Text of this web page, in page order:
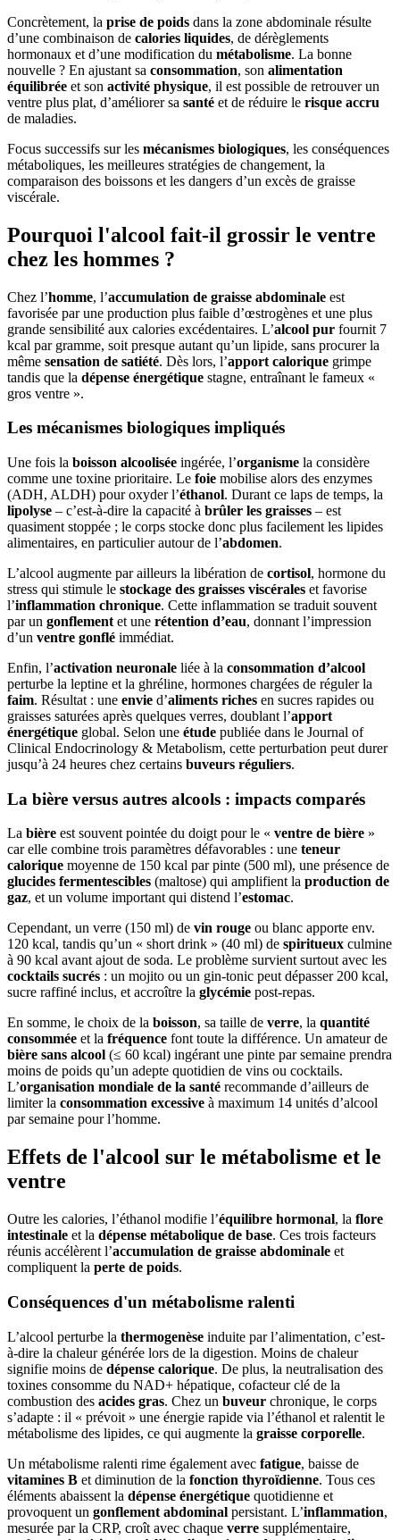
Concrètement, la prise de poids dans la zone abdominale résulte
d’une combinaison de calories liquides, de dérèglements
hormonaux et d’une modification du métabolisme. La bonne
nouvelle ? En ajustant sa consommation, son alimentation
équilibrée et son activité physique, il est possible de retrouver un
ventre plus plat, d’améliorer sa santé et de réduire le risque accru
de maladies.
Focus successifs sur les mécanismes biologiques, les conséquences
métaboliques, les meilleures stratégies de changement, la
comparaison des boissons et les dangers d’un excès de graisse
viscérale.
Pourquoi l'alcool fait-il grossir le ventre
chez les hommes ?
Chez l’homme, l’accumulation de graisse abdominale est
favorisée par une production plus faible d’œstrogènes et une plus
grande sensibilité aux calories excédentaires. L’alcool pur fournit 7
kcal par gramme, soit presque autant qu’un lipide, sans procurer la
même sensation de satiété. Dès lors, l’apport calorique grimpe
tandis que la dépense énergétique stagne, entraînant le fameux «
gros ventre ».
Les mécanismes biologiques impliqués
Une fois la boisson alcoolisée ingérée, l’organisme la considère
comme une toxine prioritaire. Le foie mobilise alors des enzymes
(ADH, ALDH) pour oxyder l’éthanol. Durant ce laps de temps, la
lipolyse – c’est-à-dire la capacité à brûler les graisses – est
quasiment stoppée ; le corps stocke donc plus facilement les lipides
alimentaires, en particulier autour de l’abdomen.
L’alcool augmente par ailleurs la libération de cortisol, hormone du
stress qui stimule le stockage des graisses viscérales et favorise
l’inflammation chronique. Cette inflammation se traduit souvent
par un gonflement et une rétention d’eau, donnant l’impression
d’un ventre gonflé immédiat.
Enfin, l’activation neuronale liée à la consommation d’alcool
perturbe la leptine et la ghréline, hormones chargées de réguler la
faim. Résultat : une envie d’aliments riches en sucres rapides ou
graisses saturées après quelques verres, doublant l’apport
énergétique global. Selon une étude publiée dans le Journal of
Clinical Endocrinology & Metabolism, cette perturbation peut durer
jusqu’à 24 heures chez certains buveurs réguliers.
La bière versus autres alcools : impacts comparés
La bière est souvent pointée du doigt pour le « ventre de bière »
car elle combine trois paramètres défavorables : une teneur
calorique moyenne de 150 kcal par pinte (500 ml), une présence de
glucides fermentescibles (maltose) qui amplifient la production de
gaz, et un volume important qui distend l’estomac.
Cependant, un verre (150 ml) de vin rouge ou blanc apporte env.
120 kcal, tandis qu’un « short drink » (40 ml) de spiritueux culmine
à 90 kcal avant ajout de soda. Le problème survient surtout avec les
cocktails sucrés : un mojito ou un gin-tonic peut dépasser 200 kcal,
sucre raffiné inclus, et accroître la glycémie post-repas.
En somme, le choix de la boisson, sa taille de verre, la quantité
consommée et la fréquence font toute la différence. Un amateur de
bière sans alcool (≤ 60 kcal) ingérant une pinte par semaine prendra
moins de poids qu’un adepte quotidien de vins ou cocktails.
L’organisation mondiale de la santé recommande d’ailleurs de
limiter la consommation excessive à maximum 14 unités d’alcool
par semaine pour l’homme.
Effets de l'alcool sur le métabolisme et le
ventre
Outre les calories, l’éthanol modifie l’équilibre hormonal, la flore
intestinale et la dépense métabolique de base. Ces trois facteurs
réunis accélèrent l’accumulation de graisse abdominale et
compliquent la perte de poids.
Conséquences d'un métabolisme ralenti
L’alcool perturbe la thermogenèse induite par l’alimentation, c’est-
à-dire la chaleur générée lors de la digestion. Moins de chaleur
signifie moins de dépense calorique. De plus, la neutralisation des
toxines consomme du NAD+ hépatique, cofacteur clé de la
combustion des acides gras. Chez un buveur chronique, le corps
s’adapte : il « prévoit » une énergie rapide via l’éthanol et ralentit le
métabolisme des lipides, ce qui augmente la graisse corporelle.
Un métabolisme ralenti rime également avec fatigue, baisse de
vitamines B et diminution de la fonction thyroïdienne. Tous ces
éléments abaissent la dépense énergétique quotidienne et
provoquent un gonflement abdominal persistant. L’inflammation,
mesurée par la CRP, croît avec chaque verre supplémentaire,